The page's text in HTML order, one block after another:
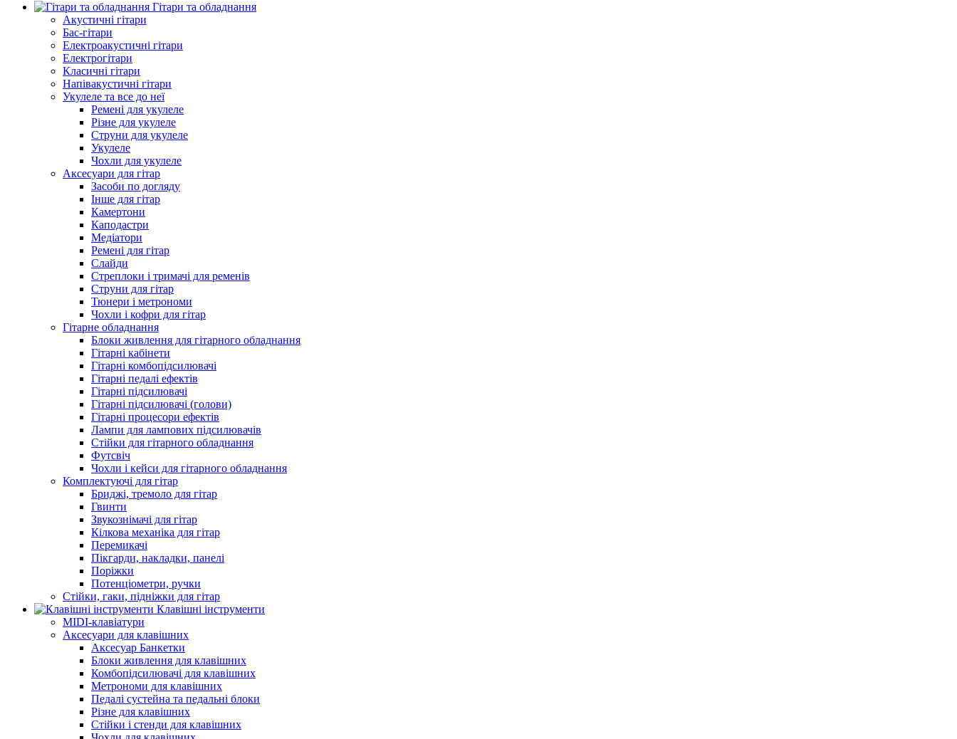
Гітари та обладнання
Акустичні гітари
Бас-гітари
Електроакустичні гітари
Електрогітари
Класичні гітари
Напівакустичні гітари
Укулеле та все до неї
Ремені для укулеле
Різне для укулеле
Струни для укулеле
Укулеле
Чохли для укулеле
Аксесуари для гітар
Засоби по догляду
Інше для гітар
Камертони
Каподастри
Медіатори
Ремені для гітар
Слайди
Стреплоки і тримачі для ременів
Струни для гітар
Тюнери і метрономи
Чохли і кофри для гітар
Гітарне обладнання
Блоки живлення для гітарного обладнання
Гітарні кабінети
Гітарні комбопідсилювачі
Гітарні педалі ефектів
Гітарні підсилювачі
Гітарні підсилювачі (голови)
Гітарні процесори ефектів
Лампи для лампових підсилювачів
Стійки для гітарного обладнання
Футсвіч
Чохли і кейси для гітарного обладнання
Комплектуючі для гітар
Бриджі, тремоло для гітар
Гвинти
Звукознімачі для гітар
Кілкова механіка для гітар
Перемикачі
Пікгарди, накладки, панелі
Поріжки
Потенціометри, ручки
Стійки, гаки, підніжки для гітар
Клавішні інструменти
MIDI-клавіатури
Аксесуари для клавішних
Аксесуар Банкетки
Блоки живлення для клавішних
Комбопідсилювачі для клавішних
Метрономи для клавішних
Педалі сустейна та педальні блоки
Різне для клавішних
Стійки і стенди для клавішних